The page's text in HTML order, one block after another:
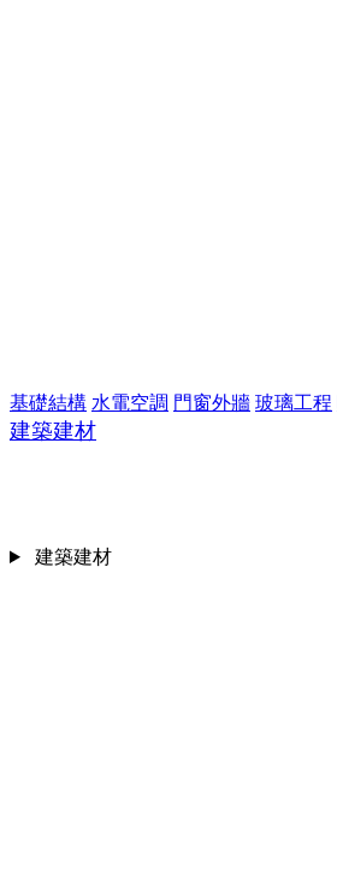
基礎結構 水電空調 門窗外牆 玻璃工程
建築建材
建築建材